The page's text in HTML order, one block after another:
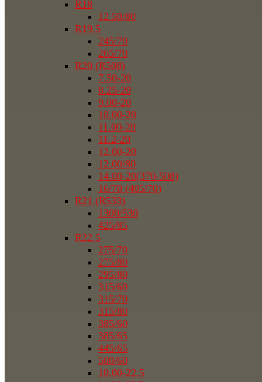
R18
12.50/80
R19.5
245/70
265/70
R20 (R508)
7.50-20
8.25-20
9.00-20
10.00-20
11.00-20
11.2-20
12.00-20
12.00/80
14.00-20(370-508)
16/70 (405/70)
R21 (R533)
1300/530
425/85
R22.5
275/70
275/80
295/80
315/60
315/70
315/80
385/60
385/65
445/65
500/60
10.00-22.5